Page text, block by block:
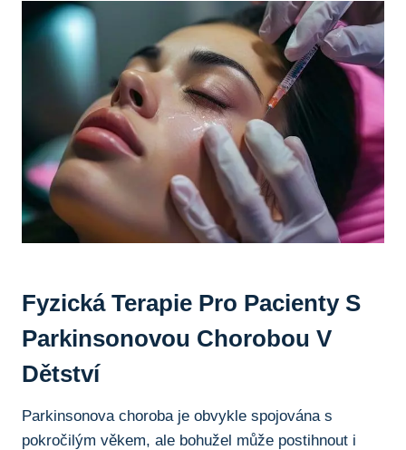
Fyzická ​terapie Pro Pacienty S
Parkinsonovou Chorobou V
Dětství
Parkinsonova choroba je ⁢obvykle spojována s
pokročilým věkem, ale‍ bohužel může postihnout​ i